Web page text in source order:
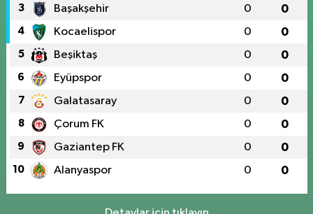
3 Başakşehir 0 0
4 Kocaelispor 0 0
5 Beşiktaş 0 0
6 Eyüpspor 0 0
7 Galatasaray 0 0
8 Çorum FK 0 0
9 Gaziantep FK 0 0
10 Alanyaspor 0 0